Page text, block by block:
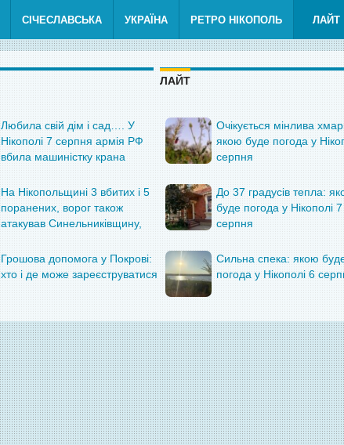
СІЧЕСЛАВСЬКА УКРАЇНА РЕТРО НІКОПОЛЬ ЛАЙТ
Любила свій дім і сад…. У
Нікополі 7 серпня армія РФ
вбила машиністку крана
На Нікопольщині 3 вбитих і 5
поранених, ворог також
атакував Синельниківщину,
Дніпровський райони (фото)
Грошова допомога у Покрові:
хто і де може зареєструватися
ЛАЙТ
Очікується мінлива
якою буде погода у
серпня
До 37 градусів тепла:
буде погода у Нікополі 7
серпня
Сильна спека: якою
погода у Нікополі 6